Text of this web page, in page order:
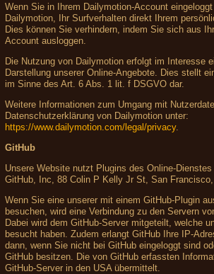
Wenn Sie in Ihrem Dailymotion-Account
Dailymotion, Ihr Surfverhalten direkt Ihrem
Dies können Sie verhindern, indem Sie sich aus
Account ausloggen.
Die Nutzung von Dailymotion erfolgt im Interesse
Darstellung unserer Online-Angebote. Dies stellt
im Sinne des Art. 6 Abs. 1 lit. f DSGVO dar.
Weitere Informationen zum Umgang mit
Datenschutzerklärung von Dailymotion unter:
https://www.dailymotion.com/legal/privacy.
GitHub
Unsere Website nutzt Plugins des Online-
GitHub, Inc, 88 Colin P Kelly Jr St, San Francisco,
Wenn Sie eine unserer mit einem GitHub-Plugin
besuchen, wird eine Verbindung zu den Servern
Dabei wird dem GitHub-Server mitgeteilt, welche
besucht haben. Zudem erlangt GitHub Ihre IP-
dann, wenn Sie nicht bei GitHub eingeloggt sind
GitHub besitzen. Die von GitHub erfassten
GitHub-Server in den USA übermittelt.